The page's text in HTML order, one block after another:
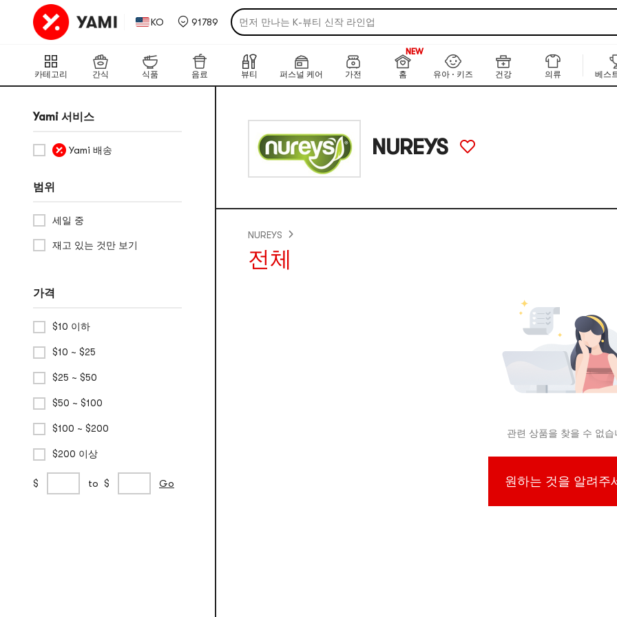
KO 91789
먼저 만나는 K-뷰티 신작 라인업
후기가 증명한 한·일 베스트셀러 100
국경을 넘어 도착한 KR&JP 뉴 에디션
취향 저격! 야미 글로벌 브랜드 디렉토리
카테고리 간식 식품 음료 뷰티 퍼스널 케어 가전 홈
999+
NEW
유아 · 키즈
건강 의류 베스
Yami 서비스
Yami 배송
범위
세일 중
재고 있는 것만 보기
가격
$10 이하
$10 ~ $25
$25 ~ $50
$50 ~ $100
$100 ~ $200
$200 이상
사
$
price
to $
price
Go
NUREYS
NUREYS
전체
관련 상품을 찾을 수 없습
원하는 것을 알려주